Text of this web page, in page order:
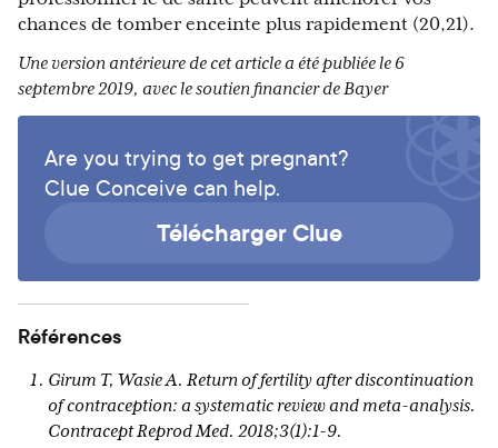
chances de tomber enceinte plus rapidement (20,21).
Une version antérieure de cet article a été publiée le 6
septembre 2019, avec le soutien financier de Bayer
Are you trying to get pregnant?
Clue Conceive can help.
Télécharger Clue
Références
Girum T, Wasie A. Return of fertility after discontinuation
of contraception: a systematic review and meta-analysis.
Contracept Reprod Med. 2018;3(1):1-9.